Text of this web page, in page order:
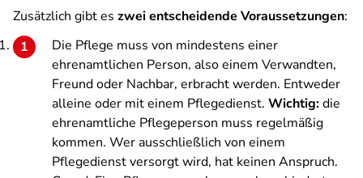
Zusätzlich gibt es zwei entscheidende Voraussetzungen:
Die Pflege muss von mindestens einer
ehrenamtlichen Person, also einem Verwandten,
Freund oder Nachbar, erbracht werden. Entweder
alleine oder mit einem Pflegedienst. Wichtig:die
ehrenamtliche Pflegeperson muss regelmäßig
kommen. Wer ausschließlich von einem
Pflegedienst versorgt wird, hat keinen Anspruch.